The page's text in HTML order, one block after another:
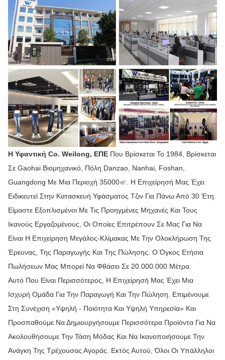
Η Υφαντική Co. Weilong, ΕΠΕ Που Βρίσκεται Το 1984, Βρίσκεται
Σε Gaohai Βιομηχανικό, Πόλη Danzao, Nanhai, Foshan,
Guangdong Με Μια Περιοχή 35000㎡. Η Επιχείρησή Μας Έχει
Ειδικευτεί Στην Κατασκευή Υφάσματος Τζιν Για Πάνω Από 30 Έτη.
Είμαστε Εξοπλισμένοι Με Τις Προηγμένες Μηχανές Και Τους
Ικανούς Εργαζομένους, Οι Οποίες Επιτρέπουν Σε Μας Για Να
Είναι Η Επιχείρηση Μεγάλος-Κλίμακας Με Την Ολοκλήρωση Της
Έρευνας, Της Παραγωγής Και Της Πώλησης. Ο Όγκος Ετήσια
Πωλήσεων Μας Μπορεί Να Φθάσει Σε 20.000.000 Μέτρα.
Αυτό Που Είναι Περισσότερος, Η Επιχείρησή Μας Έχει Μια
Ισχυρή Ομάδα Για Την Παραγωγή Και Την Πώληση. Επιμένουμε
Στη Συνέχιση «υψηλή - Ποιότητα Και Υψηλή Υπηρεσία» Και
Προσπαθούμε Να Δημιουργήσουμε Περισσότερα Προϊόντα Για Να
Ακολουθήσουμε Την Τάση Μόδας Και Να Ικανοποιήσουμε Την
Ανάγκη Της Τρέχουσας Αγοράς. Εκτός Αυτού, Όλοι Οι Υπάλληλοι